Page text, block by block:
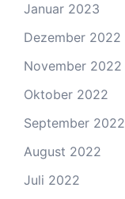
Januar 2023
Dezember 2022
November 2022
Oktober 2022
September 2022
August 2022
Juli 2022